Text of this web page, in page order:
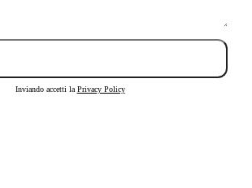
Inviando accetti la Privacy Policy